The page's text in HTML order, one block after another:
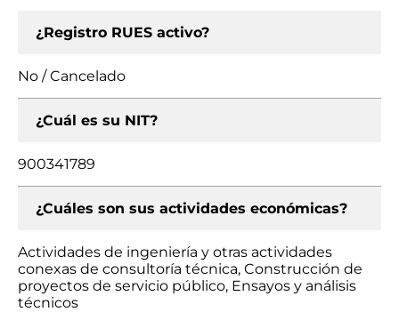
¿Registro RUES activo?
No / Cancelado
¿Cuál es su NIT?
900341789
¿Cuáles son sus actividades económicas?
Actividades de ingeniería y otras actividades
conexas de consultoría técnica, Construcción de
proyectos de servicio público, Ensayos y análisis
técnicos